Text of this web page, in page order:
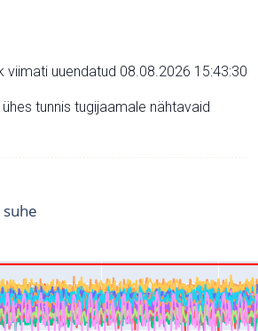
viimati uuendatud 08.08.2026 15:43:30
tunnis tugijaamale nähtavaid